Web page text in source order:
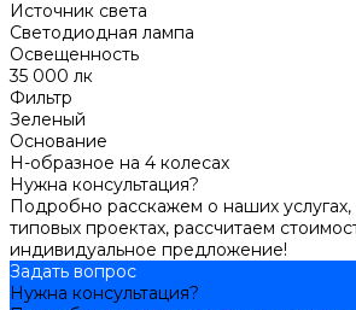
Источник света
Светодиодная лампа
Освещенность
35 000 лк
Фильтр
Зеленый
Основание
Н-образное на 4 колесах
Нужна консультация?
Подробно расскажем о наших услугах,
типовых проектах, рассчитаем
индивидуальное предложение!
Задать вопрос
Нужна консультация?